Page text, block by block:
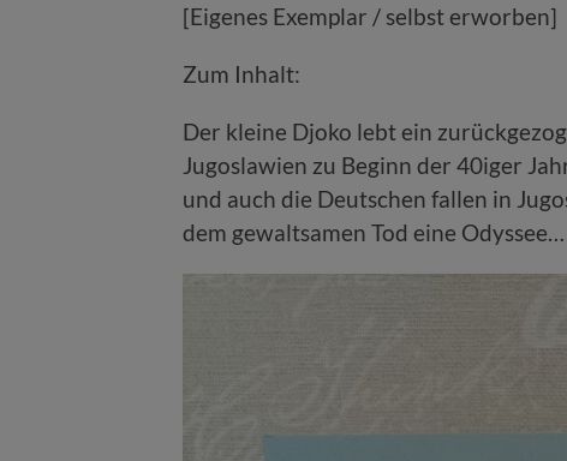
[Eigenes Exemplar / selbst erworben]
Zum Inhalt:
Der kleine Djoko lebt ein
Jugoslawien zu Beginn der 40iger
und auch die Deutschen fallen in
dem gewaltsamen Tod eine Odyssee…